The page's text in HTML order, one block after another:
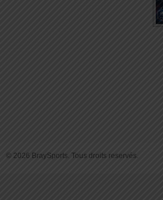
© 2026 BraySports. Tous droits reservés.